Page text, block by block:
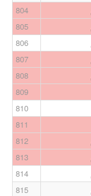
804
805
806
807
808
809
810
811
812
813
814
815